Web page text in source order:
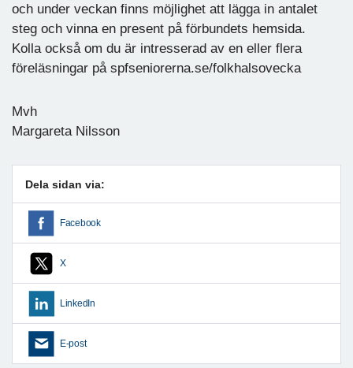
och under veckan finns möjlighet att lägga in antalet
steg och vinna en present på förbundets hemsida.
Kolla också om du är intresserad av en eller flera
föreläsningar på spfseniorerna.se/folkhalsovecka
Mvh
Margareta Nilsson
Dela sidan via:
Facebook
X
LinkedIn
E-post